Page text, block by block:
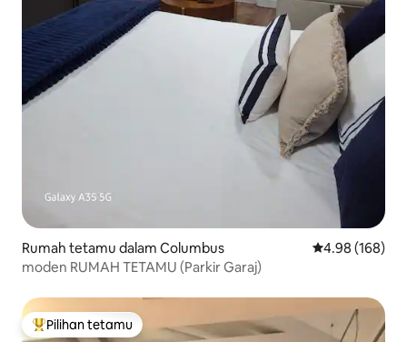
Rumah tetamu dalam Columbus Penarafan
4.98 (168)
moden RUMAH TETAMU (Parkir Garaj)
Pilihan utama tetamu
Pilihan tetamu